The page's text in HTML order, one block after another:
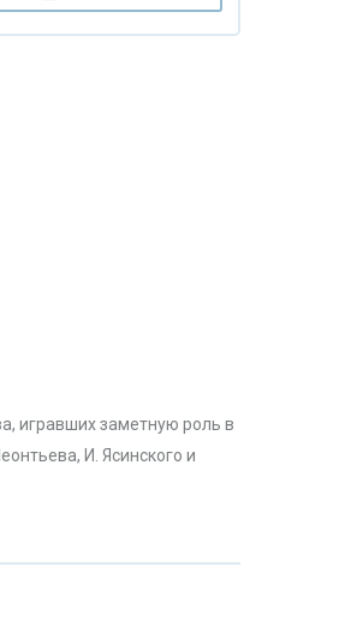
игравших заметную роль в
И. Ясинского и